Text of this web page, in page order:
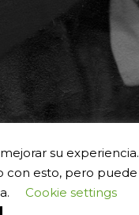
su experiencia.
con esto, pero puede
Cookie settings